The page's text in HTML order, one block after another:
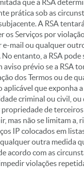
que a RSA
prática sob as
A RSA
os Serviços por
e-mail ou qualquer
entanto, a RSA pode
aviso prévio se a RSA
dos Termos ou de
aplicável que exponha a
criminal ou civil, ou
de terceiros
mas não se limitam a,
IP colocados em
outra medida
acordo com as
violações